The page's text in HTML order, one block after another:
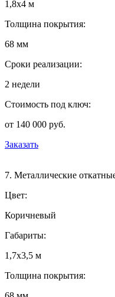
1,8х4 м
Толщина покрытия:
68 мм
Сроки реализации:
2 недели
Стоимость под ключ:
от 140 000 руб.
Заказать
7. Металлические
Цвет:
Коричневый
Габариты:
1,7х3,5 м
Толщина покрытия: